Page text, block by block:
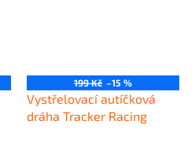
199 Kč –15 %
Vystřelovací autíčková
dráha Tracker Racing